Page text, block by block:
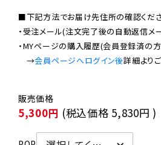
■下記方法でお届け先住所の確認くださ
・受注メール(注文完了後の自動返信メ
・MYページの購入履歴(会員登録済の
→会員ページへログイン後
5,300円 (税込価格 5,830円 )